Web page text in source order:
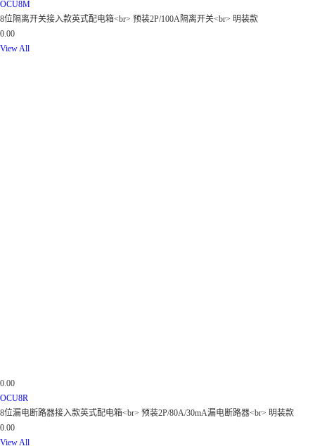
OCU8M
8位隔离开关接入款英式配电箱<br> 预装2P/100A隔离开关<br> 明装款
0.00
View All
0.00
OCU8R
8位漏电断路器接入款英式配电箱<br> 预装2P/80A/30mA漏电断路器<br> 明装款
0.00
View All